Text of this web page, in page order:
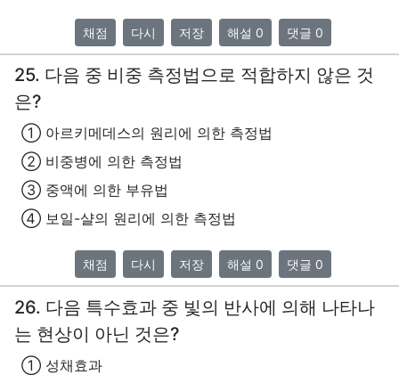
채점 다시 저장 해설 0 댓글 0
25. 다음 중 비중 측정법으로 적합하지 않은 것
은?
① 아르키메데스의 원리에 의한 측정법
② 비중병에 의한 측정법
③ 중액에 의한 부유법
④ 보일-샬의 원리에 의한 측정법
채점 다시 저장 해설 0 댓글 0
26. 다음 특수효과 중 빛의 반사에 의해 나타나
는 현상이 아닌 것은?
① 성채효과